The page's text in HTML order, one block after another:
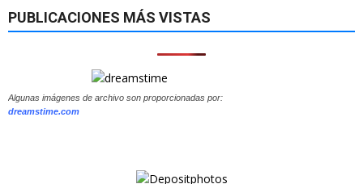
PUBLICACIONES MÁS VISTAS
Algunas imágenes de archivo son proporcionadas por:
dreamstime.com